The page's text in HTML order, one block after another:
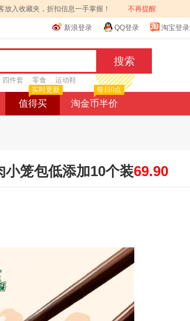
放入收藏夹，折扣信息一手掌握！ 不再提醒
新浪登录 QQ登录 淘宝登录
四件套 零食 运动鞋
值得买
实时更新
淘金币半价
每日0点
笼包低添加10个装69.90